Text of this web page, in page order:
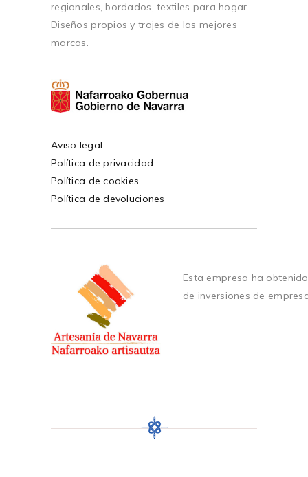
regionales, bordados, textiles para hogar.
Diseños propios y trajes de las mejores
marcas.
Aviso legal
Política de privacidad
Política de cookies
Política de devoluciones
Esta empresa ha
de inversiones de